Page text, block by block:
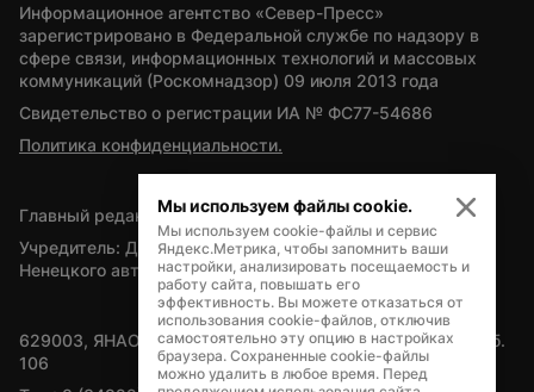
Информационное агентство «Север-Пресс»
зарегистрировано в Федеральной службе по надзору в
сфере связи, информационных технологий и массовых
коммуникаций (Роскомнадзор) 09 июля 2013 года
Свидетельство о регистрации ИА № ФС77-54686
Политика конфиденциальности.
Главный редактор — А.Л. Поздеев
Учредитель: Департамент внутренней политики Ямало-
Ненецкого автономного округа
629003, ЯНАО, Салехард, мкр. Богдана Кнунянца, д.1, каб.
106
Мы используем файлы cookie.
Мы используем cookie-файлы и сервис
Яндекс.Метрика, чтобы запомнить ваши
настройки, анализировать посещаемость и
работу сайта, повышать его
эффективность. Вы можете отказаться от
использования cookie-файлов, отключив
самостоятельно эту опцию в настройках
браузера. Сохраненные cookie-файлы
можно удалить в любое время. Перед